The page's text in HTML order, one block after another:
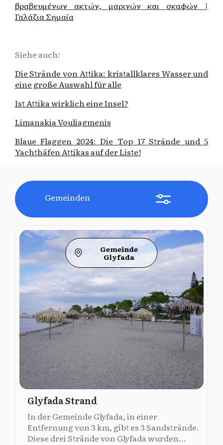
βραβευμένων ακτών, μαρινών και σκαφών |
Γαλάζια Σημαία
Siehe auch:
Die Strände von Attika: kristallklares Wasser und
eine große Auswahl für alle
Ist Attika wirklich eine Insel?
Limanakia Vouliagmenis
Blaue Flaggen 2024: Die Top 17 Strände und 5
Yachthäfen Attikas auf der Liste!
Gemeinden
Gemeinde
Glyfada
Glyfada Strand
In der Gemeinde Glyfada, in einer
Entfernung von 3 km, gibt es 3 Sandstrände.
Diese drei Strände von Glyfada wurden...